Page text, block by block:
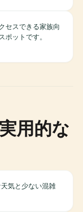
セスできる家族向
ポットです。
用的な
気と少ない混雑